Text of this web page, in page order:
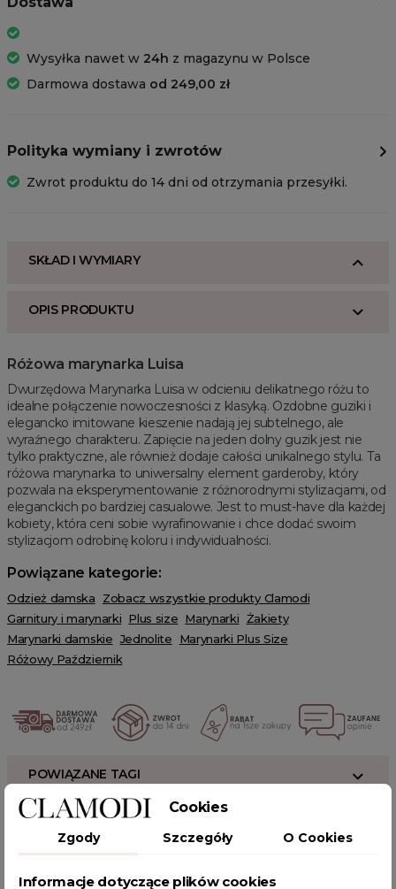
Wysyłka nawet w 24h z magazynu w Polsce
Darmowa dostawa od 249,00 zł
Polityka wymiany i zwrotów
Zwrot produktu do 14 dni od otrzymania przesyłki.
SKŁAD I WYMIARY
OPIS PRODUKTU
Różowa marynarka Luisa
Dwurzędowa Marynarka Luisa w odcieniu delikatnego różu to
idealne połączenie nowoczesności z klasyką. Ozdobne guziki i
elegancko imitowane kieszenie nadają jej subtelnego, ale
wyraźnego charakteru. Zapięcie na jeden dolny guzik jest nie
tylko praktyczne, ale również dodaje całości unikalnego stylu. Ta
różowa marynarka to uniwersalny element garderoby, który
pozwala na eksperymentowanie z różnorodnymi stylizacjami, od
eleganckich po bardziej casualowe. Jest to must-have dla każdej
kobiety, która ceni sobie wyrafinowanie i chce dodać swoim
stylizacjom odrobinę koloru i indywidualności.
Powiązane kategorie:
Odzież damska
Zobacz wszystkie produkty Clamodi
Garnitury i marynarki Plus size Marynarki Żakiety
Marynarki damskie Jednolite
Marynarki Plus Size
Różowy Październik
POWIĄZANE TAGI
marynarka casual
eleganckie żakiety damskie
Cookies
Zgody Szczegóły O Cookies
Informacje dotyczące plików cookies